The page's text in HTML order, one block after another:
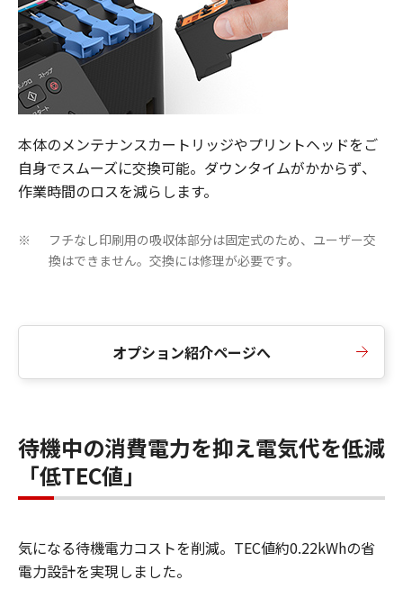
本体のメンテナンスカートリッジやプリントヘッドをご
自身でスムーズに交換可能。ダウンタイムがかからず、
作業時間のロスを減らします。
※
フチなし印刷用の吸収体部分は固定式のため、ユーザー交
換はできません。交換には修理が必要です。
オプション紹介ページへ
待機中の消費電力を抑え電気代を低減
「低TEC値」
気になる待機電力コストを削減。TEC値約0.22kWhの省
電力設計を実現しました。